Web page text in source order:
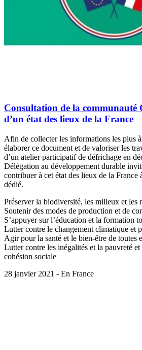
Consultation de la communauté
d’un état des lieux de la France
Afin de collecter les informations les plus
élaborer ce document et de valoriser les
d’un atelier participatif de défrichage en
Délégation au développement durable
contribuer à cet état des lieux de la France
dédié.
Préserver la biodiversité, les milieux et les
Soutenir des modes de production et de
S’appuyer sur l’éducation et la formation
Lutter contre le changement climatique et
Agir pour la santé et le bien-être de toutes
Lutter contre les inégalités et la pauvreté
cohésion sociale
28 janvier 2021 - En France